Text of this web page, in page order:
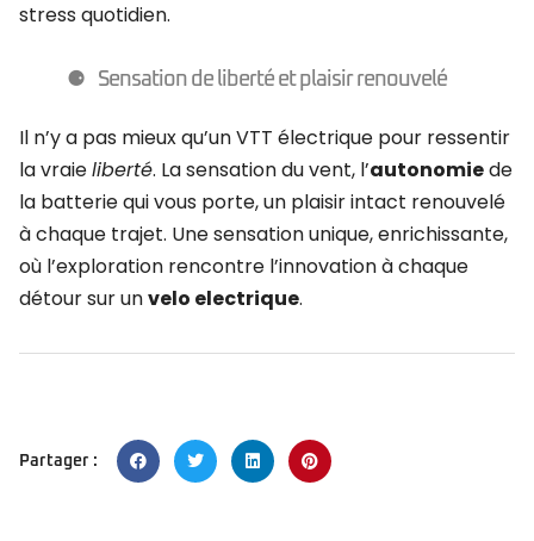
stress quotidien.
Sensation de liberté et plaisir renouvelé
Il n’y a pas mieux qu’un VTT électrique pour ressentir
la vraieliberté. La sensation du vent, l’autonomiede
la batterie qui vous porte, un plaisir intact renouvelé
à chaque trajet. Une sensation unique, enrichissante,
où l’exploration rencontre l’innovation à chaque
détour sur unvelo electrique.
Partager :